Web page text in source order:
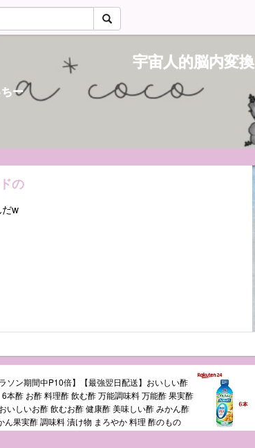
宇宙人的脳内変換
ー
の
w
ラソン期間中P10倍】【最強翌日配送】おいしい酢
本酢 お酢 料理酢 飲む酢 万能調味料 万能酢 果実酢
いしいお酢 飲むお酢 健康酢 美味しい酢 みかん酢
ん果実酢 調味料 漬け物 まろやか 料理 酢のもの